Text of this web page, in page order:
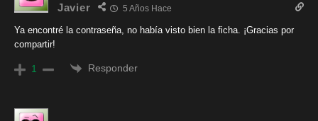
Javier 5 Años Hace
Ya encontré la contraseña, no había visto bien la ficha. ¡Gracias por
compartir!
1 Responder